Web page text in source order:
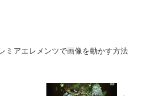
ミアエレメンツで画像を動かす方法